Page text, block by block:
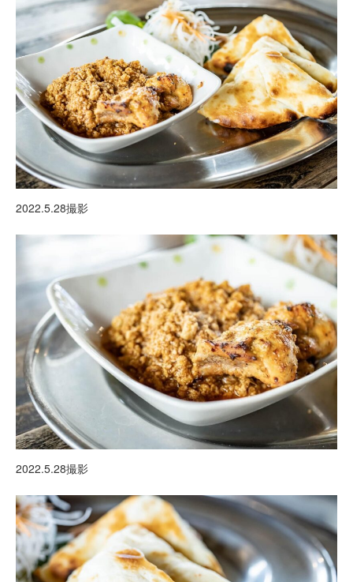
2022.5.28撮影
2022.5.28撮影